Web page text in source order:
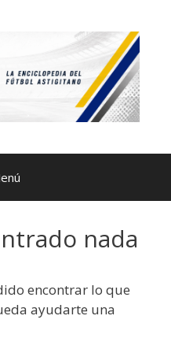
nada
encontrar lo que
ayudarte una